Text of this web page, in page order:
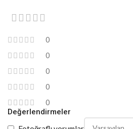
0
0
0
0
0
Değerlendirmeler